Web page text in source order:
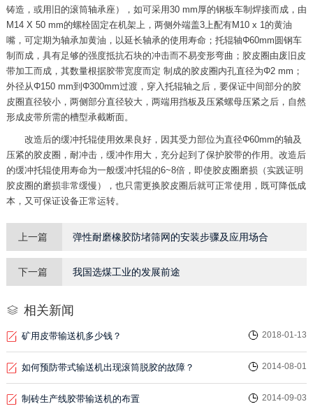
铸造，或用旧的滚筒轴承座），如可采用30 mm厚的钢板车制焊接而成，由
M14 X 50 mm的螺栓固定在机架上，两侧外端盖3上配有M10 x 1的黄油
嘴，可定期为轴承加黄油，以延长轴承的使用寿命；托辊轴Φ60mm圆钢车
制而成，具有足够的强度抵抗石块的冲击而不易变形弯曲；胶皮圈由废旧皮
带加工而成，其数量根据胶带宽度而定 制成的胶皮圈内孔直径为Φ2 mm；
外径从Φ150 mm到Φ300mm过渡，穿入托辊轴之后，要保证中间部分的胶
皮圈直径较小，两侧部分直径较大，两端用挡板及压紧螺母压紧之后，自然
形成皮带所需的槽型承截断面。
改造后的缓冲托辊使用效果良好，因其受力部位为直径Φ60mm的轴及
压紧的胶皮圈，耐冲击，缓冲作用大，充分起到了保护胶带的作用。改造后
的缓冲托辊使用寿命为一般缓冲托辊的6~8倍，即使胶皮圈磨损（实践证明
胶皮圈的磨损非常缓慢），也只需更换胶皮圈后就可正常使用，既可降低成
本，又可保证设备正常运转。
上一篇 弹性耐磨橡胶防堵筛网的安装步骤及应用场合
下一篇 我国选煤工业的发展前途
相关新闻
矿用皮带输送机多少钱？ 2018-01-13
如何预防带式输送机出现滚筒脱胶的故障？ 2014-08-01
制砖生产线胶带输送机的布置 2014-09-03